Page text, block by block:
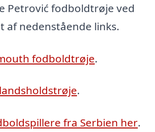
Petrović fodboldtrøje ved
af nedenstående links.
fodboldtrøje.
.
fra Serbien her.